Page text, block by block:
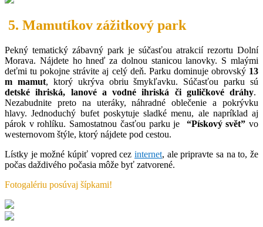
5. Mamutíkov zážitkový park
Pekný tematický zábavný park je súčasťou atrakcií rezortu Dolní
Morava. Nájdete ho hneď za dolnou stanicou lanovky. S mlaými
deťmi tu pokojne strávite aj celý deň. Parku dominuje obrovský 13
m mamut, ktorý ukrýva obriu šmykľavku. Súčasťou parku sú
detské ihriská, lanové a vodné ihriská či guličkové dráhy.
Nezabudnite preto na uteráky, náhradné oblečenie a pokrývku
hlavy. Jednoduchý bufet poskytuje sladké menu, ale napríklad aj
párok v rohlíku. Samostatnou časťou parku je “Pískový svět” vo
westernovom štýle, ktorý nájdete pod cestou.
Lístky je možné kúpiť vopred cez internet, ale pripravte sa na to, že
počas daždivého počasia môže byť zatvorené.
Fotogalériu posúvaj šípkami!